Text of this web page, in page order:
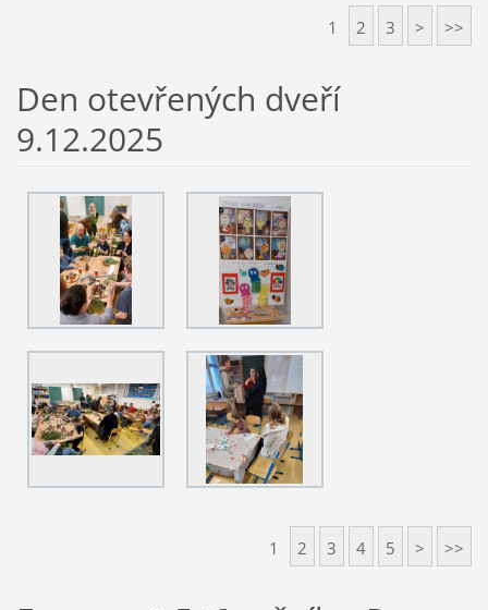
1 2 3 > >>
Den otevřených dveří
9.12.2025
1 2 3 4 5 > >>